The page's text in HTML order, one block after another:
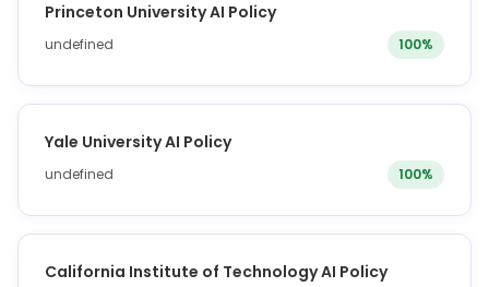
Princeton University AI Policy
undefined 100%
Yale University AI Policy
undefined 100%
California Institute of Technology AI Policy